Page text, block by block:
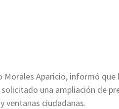
Morales Aparicio, informó
una ampliación de
ventanas ciudadanas.